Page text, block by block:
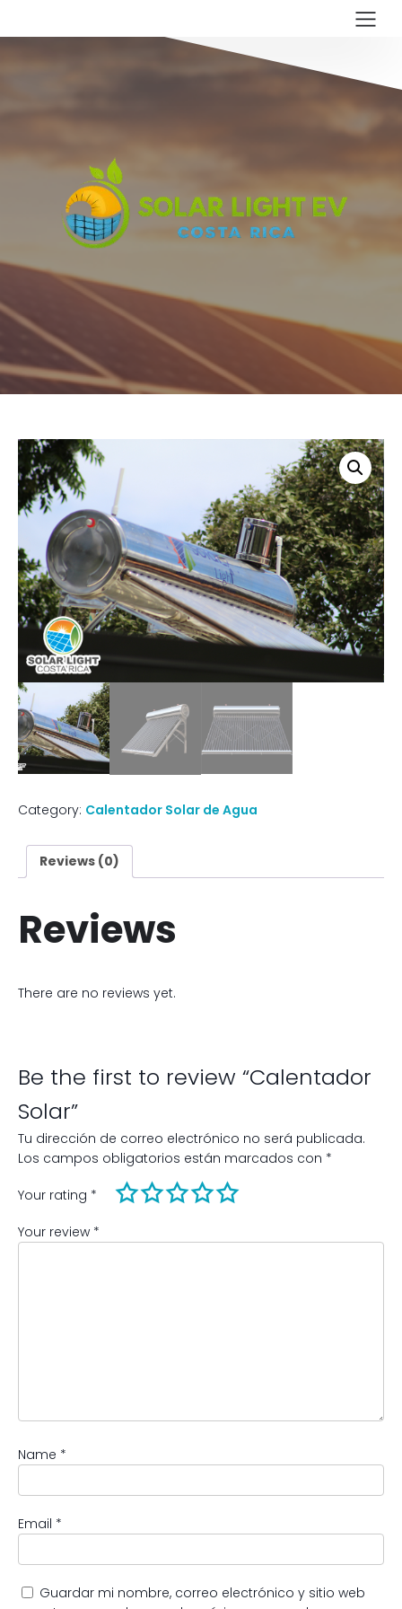
Category: Calentador Solar de Agua
Reviews (0)
Reviews
There are no reviews yet.
Be the first to review “Calentador
Solar”
Tu dirección de correo electrónico no será publicada.
Los campos obligatorios están marcados con *
Your rating *
Your review *
Name *
Email *
Guardar mi nombre, correo electrónico y sitio web